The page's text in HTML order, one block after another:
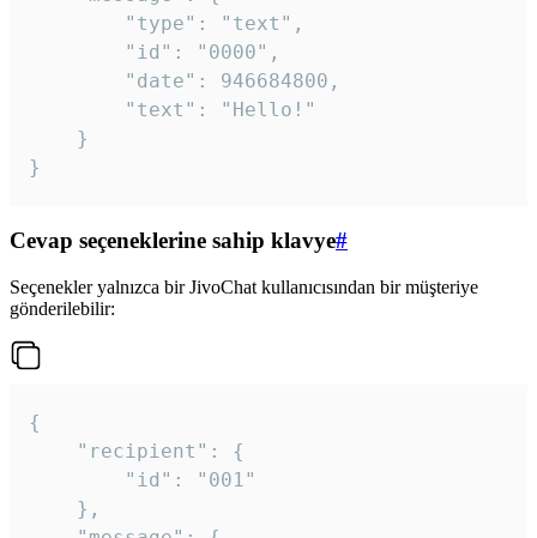
}
Cevap seçeneklerine sahip klavye#
Seçenekler yalnızca bir JivoChat kullanıcısından bir müşteriye
gönderilebilir:
{